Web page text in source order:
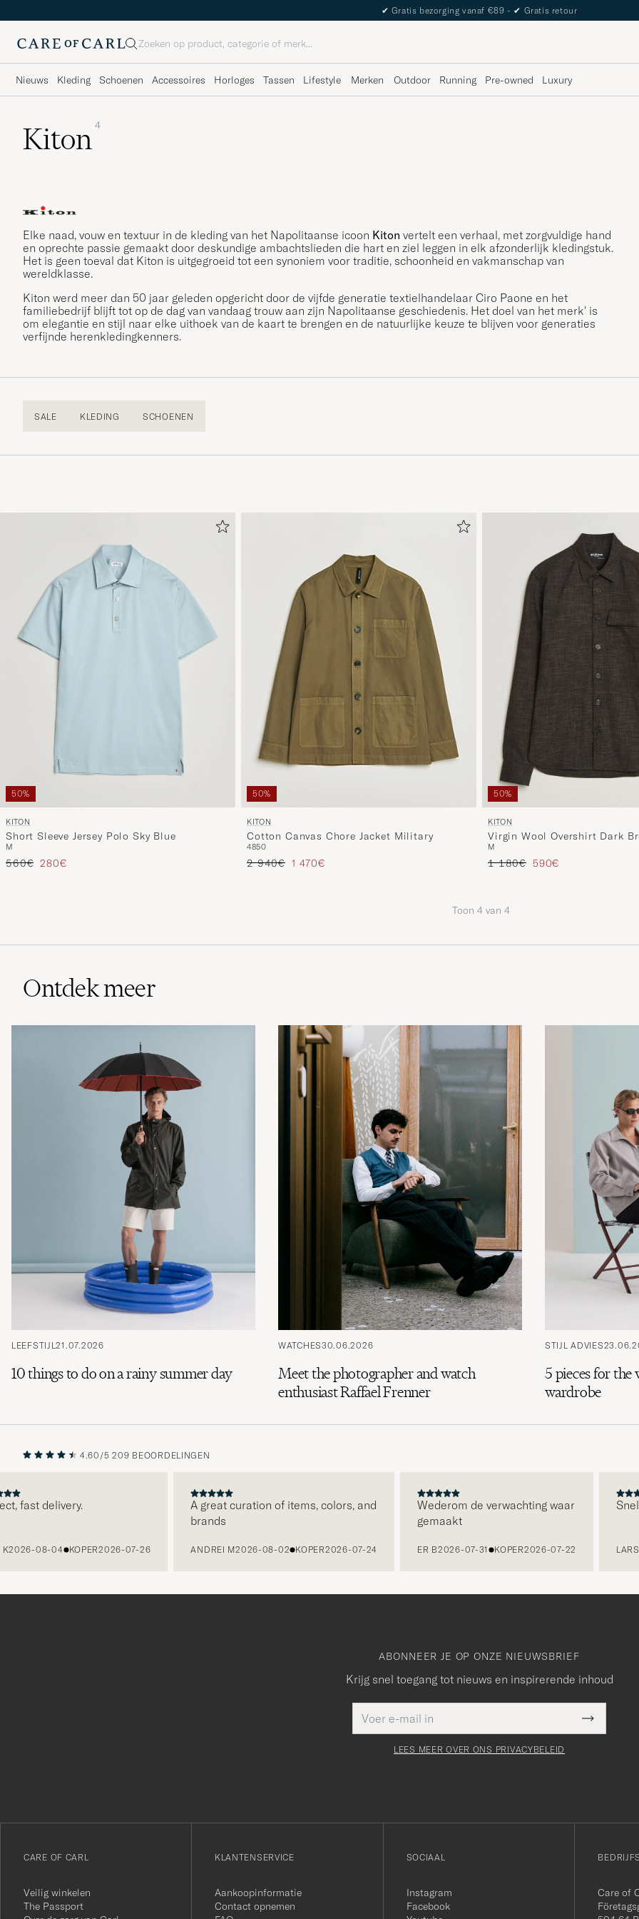
✔ Gratis bezorging vanaf €89 - ✔ Gratis retour
Zoeken
Nieuws Kleding Schoenen Accessoires Horloges Tassen Lifestyle Merken Outdoor Running Pre-owned Luxury
Kiton 4
Elke naad, vouw en textuur in de kleding van het Napolitaanse icoon Kiton vertelt een verhaal, met zorgvuldige hand
en oprechte passie gemaakt door deskundige ambachtslieden die hart en ziel leggen in elk afzonderlijk kledingstuk.
Het is geen toeval dat Kiton is uitgegroeid tot een synoniem voor traditie, schoonheid en vakmanschap van
wereldklasse.
Kiton werd meer dan 50 jaar geleden opgericht door de vijfde generatie textielhandelaar Ciro Paone en het
familiebedrijf blijft tot op de dag van vandaag trouw aan zijn Napolitaanse geschiedenis. Het doel van het merk' is
om elegantie en stijl naar elke uithoek van de kaart te brengen en de natuurlijke keuze te blijven voor generaties
verfijnde herenkledingkenners.
SALE KLEDING SCHOENEN
50%
KITON
Short Sleeve Jersey Polo Sky Blue
M
Reguliere prijs
560€ Verlaagd prijs
280€
50%
KITON
Cotton Canvas Chore Jacket Military
4850
Reguliere prijs
2 940€ Verlaagd prijs
1 470€
50%
KITON
Virgin Wool Overshirt Dark
M
Reguliere prijs
1 180€ Verlaagd prijs
590€
Toon 4 van 4
Ontdek meer
LEEFSTIJL21.07.2026
10 things to do on a rainy summer day
WATCHES30.06.2026
Meet the photographer and watch
enthusiast Raffael Frenner
STIJL ADVIES
5 pieces for the
wardrobe
VORIGE
4.60/5 209 BEOORDELINGEN
fast delivery.
08-04 KOPER2026-07-26
A great curation of items, colors, and
brands
ANDREI M2026-08-02 KOPER2026-07-24
Wederom de verwachting waar
gemaakt
ER B2026-07-31 KOPER2026-07-22 LARS K
ABONNEER JE OP ONZE NIEUWSBRIEF
Krijg snel toegang tot nieuws en inspirerende inhoud
mailadres
Dit veld
moet
Submit
Newsletter
LEES MEER OVER ONS PRIVACYBELEID
CARE OF CARL
Veilig winkelen
The Passport
KLANTENSERVICE
Aankoopinformatie
Contact opnemen
SOCIAAL
Instagram
Facebook
Care of